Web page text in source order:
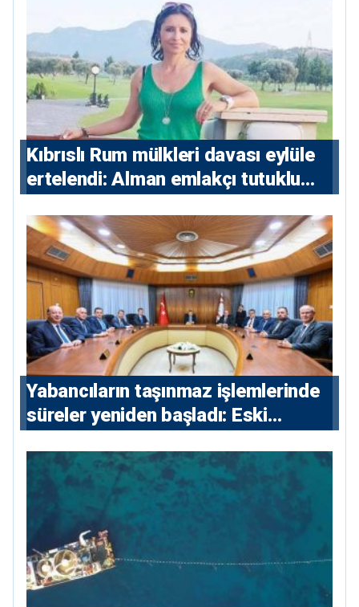
Kıbrıslı Rum mülkleri davası eylüle
ertelendi: Alman emlakçı tutuklu
Yabancıların taşınmaz işlemlerinde
süreler yeniden başladı: Eski
konutlara 36 ay